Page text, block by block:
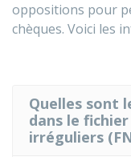
oppositions pour
chèques. Voici les
Quelles sont
dans le
irréguliers